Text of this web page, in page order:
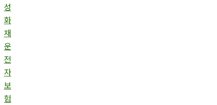
성
화
재
운
전
자
보
험